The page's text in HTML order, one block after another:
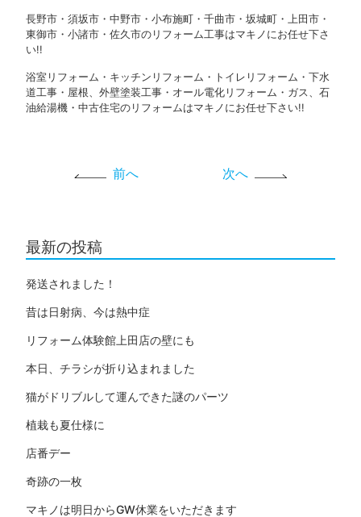
長野市・須坂市・中野市・小布施町・千曲市・坂城町・上田市・
東御市・小諸市・佐久市のリフォーム工事はマキノにお任せ下さ
い!!
浴室リフォーム・キッチンリフォーム・トイレリフォーム・下水
道工事・屋根、外壁塗装工事・オール電化リフォーム・ガス、石
油給湯機・中古住宅のリフォームはマキノにお任せ下さい!!
前へ 次へ
最新の投稿
発送されました！
昔は日射病、今は熱中症
リフォーム体験館上田店の壁にも
本日、チラシが折り込まれました
猫がドリブルして運んできた謎のパーツ
植栽も夏仕様に
店番デー
奇跡の一枚
マキノは明日からGW休業をいただきます